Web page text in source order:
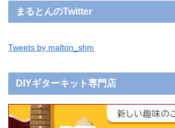
まるとんのTwitter
Tweets by malton_shm
DIYギターキット専門店